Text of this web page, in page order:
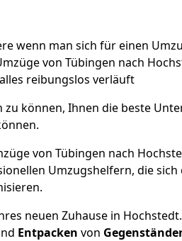
wenn man sich für einen
von Tübingen nach
reibungslos verläuft
können, Ihnen die beste
von Tübingen nach
Umzugshelfern, die
neuen Zuhause in Hochstedt.
Entpacken von